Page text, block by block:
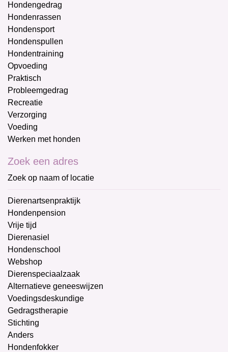
Hondengedrag
Hondenrassen
Hondensport
Hondenspullen
Hondentraining
Opvoeding
Praktisch
Probleemgedrag
Recreatie
Verzorging
Voeding
Werken met honden
Zoek een adres
Zoek op naam of locatie
Dierenartsenpraktijk
Hondenpension
Vrije tijd
Dierenasiel
Hondenschool
Webshop
Dierenspeciaalzaak
Alternatieve geneeswijzen
Voedingsdeskundige
Gedragstherapie
Stichting
Anders
Hondenfokker